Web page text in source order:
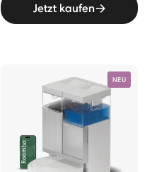
Jetzt kaufen
NEU